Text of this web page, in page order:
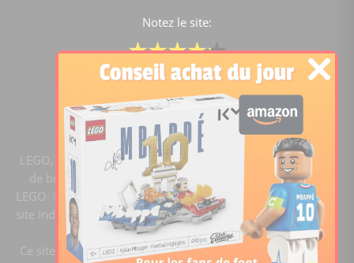
Notez le site:
Comparateur de prix Lego
4.2/5 -15443notes
LEGO, le logo LEGO, la figurine LEGO et les configurations
de briques sont des marques commerciales du groupe
LEGO. ©2020 The LEGO Group. Templeofbricks.com est un
site indépendant du groupe LEGO, il n'est pas sponsorisé ni
validé par LEGO.
Ce site est membre du programme Ebay Partner Network.